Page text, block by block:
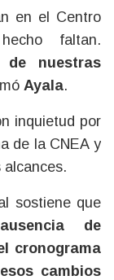
en el Centro
faltan.
de nuestras
Ayala.
inquietud por
de la CNEA y
sostiene que
ausencia de
cronograma
cambios